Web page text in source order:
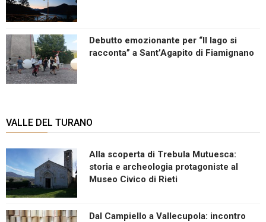
Debutto emozionante per “Il lago si
racconta” a Sant’Agapito di Fiamignano
VALLE DEL TURANO
Alla scoperta di Trebula Mutuesca:
storia e archeologia protagoniste al
Museo Civico di Rieti
Dal Campiello a Vallecupola: incontro